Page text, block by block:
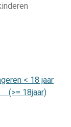
< 18 jaar
(>= 18jaar)